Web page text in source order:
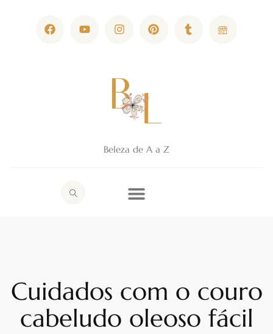
Beleza de A a Z
Cuidados com o couro
cabeludo oleoso fácil